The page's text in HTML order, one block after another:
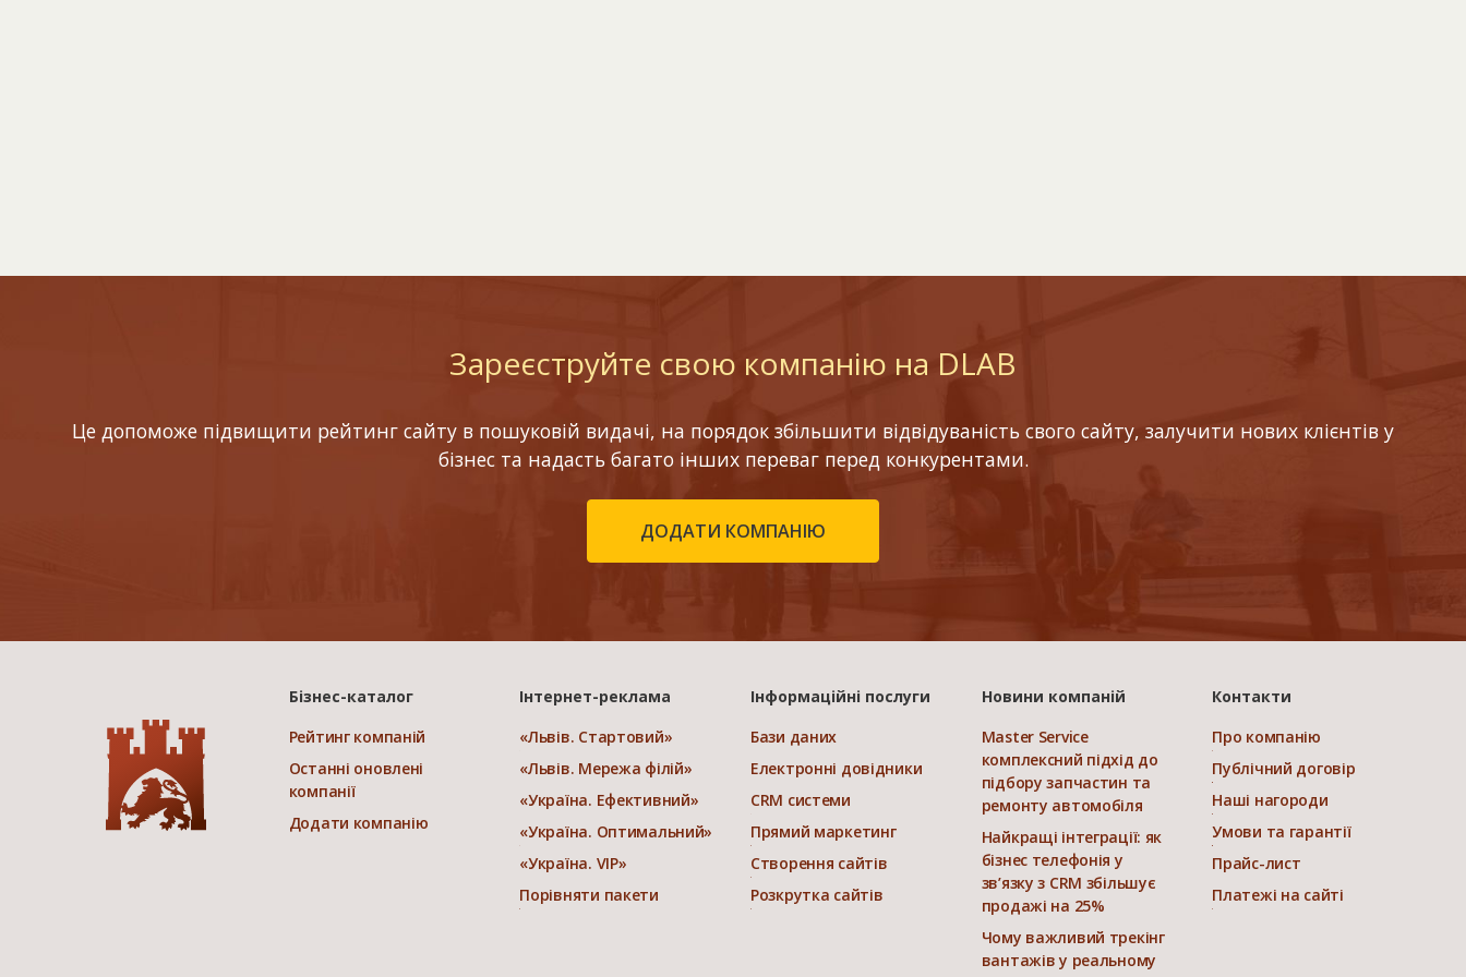
Зареєструйте свою компанію на DLAB
Це допоможе підвищити рейтинг сайту в пошуковій видачі, на порядок збільшити відвідуваність свого сайту, залучити нових клієнтів у
бізнес та надасть багато інших переваг перед конкурентами.
ДОДАТИ КОМПАНІЮ
Бізнес-каталог
Рейтинг компаній
Останні оновлені
компанії
Додати компанію
Інтернет-реклама
«Львів. Стартовий»
«Львів. Мережа філій»
«Україна. Ефективний»
«Україна. Оптимальний»
«Україна. VIP»
Порівняти пакети
Інформаційні послуги
Бази даних
Електронні довідники
CRM системи
Прямий маркетинг
Створення сайтів
Розкрутка сайтів
Новини компаній
Master Service
комплексний підхід до
підбору запчастин та
ремонту автомобіля
Найкращі інтеграції: як
бізнес телефонія у
зв’язку з CRM збільшує
продажі на 25%
Чому важливий трекінг
вантажів у реальному
Контакти
Про компанію
Публічний договір
Наші нагороди
Умови та гарантії
Прайс-лист
Платежі на сайті